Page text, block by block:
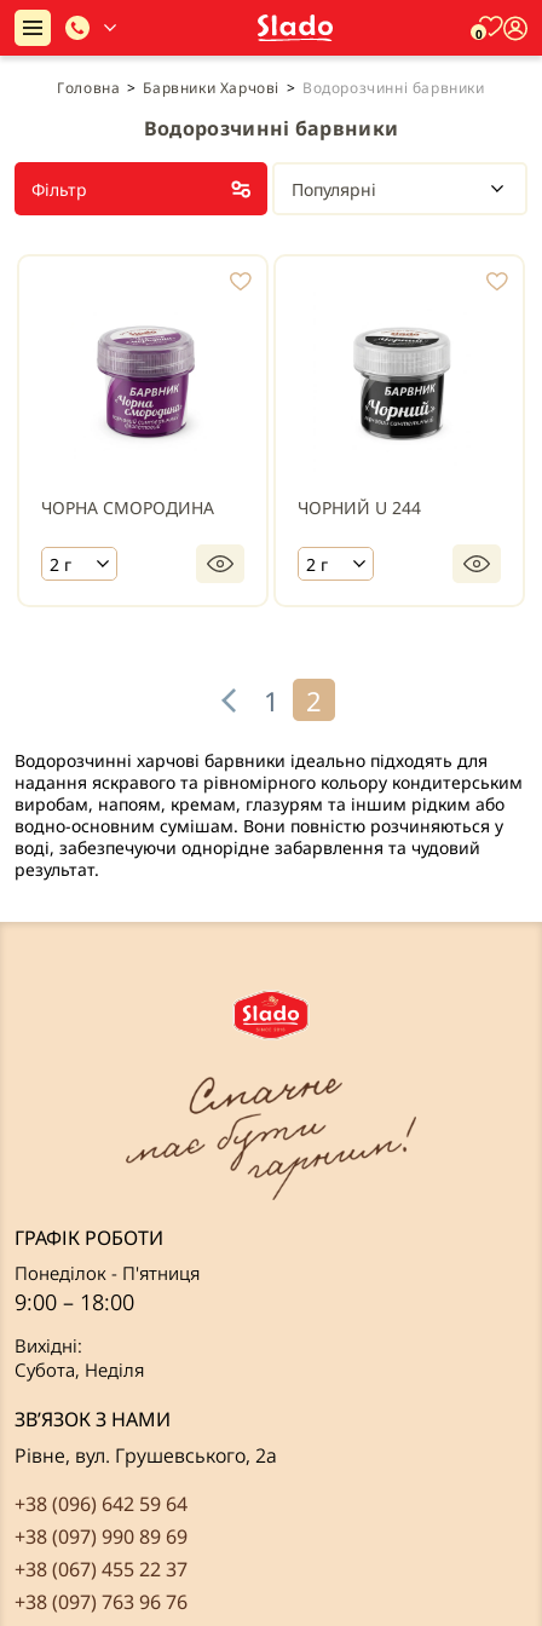
0
Головна > Барвники Харчові > Водорозчинні барвники
Водорозчинні барвники
Фільтр Популярні
ЧОРНА СМОРОДИНА
2 г
ЧОРНИЙ U 244
2 г
1 2
Водорозчинні харчові барвники ідеально підходять для
надання яскравого та рівномірного кольору кондитерським
виробам, напоям, кремам, глазурям та іншим рідким або
водно-основним сумішам. Вони повністю розчиняються у
воді, забезпечуючи однорідне забарвлення та чудовий
результат.
ГРАФІК РОБОТИ
Понеділок - П'ятниця
9:00 – 18:00
Вихідні:
Субота, Неділя
ЗВ’ЯЗОК З НАМИ
Рівне, вул. Грушевського, 2а
+38 (096) 642 59 64
+38 (097) 990 89 69
+38 (067) 455 22 37
+38 (097) 763 96 76